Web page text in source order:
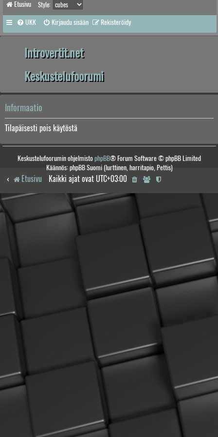
Etusivu Style:
UKK Kirjaudu sisään Rekisteröidy
Introvertit.net
Keskustelufoorumi
Informaatio
Tilapäisesti pois käytöstä
Keskustelufoorumin ohjelmistophpBB® Forum Software © phpBB Limited
Käännös: phpBB Suomi (lurttinen, harritapio, Pettis)
Etusivu Kaikki ajat ovat UTC+03:00